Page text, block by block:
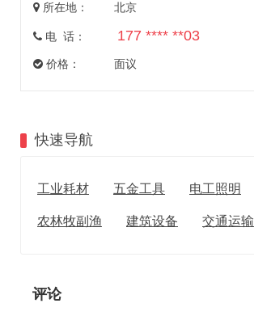
所在地： 北京
电 话： 177 **** **03
价格： 面议
快速导航
工业耗材 五金工具 电工照明
农林牧副渔 建筑设备 交通运输
评论